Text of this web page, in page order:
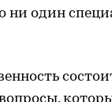
ни один